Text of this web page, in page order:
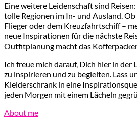
Eine weitere Leidenschaft sind
tolle Regionen im In- und Ausland.
Flieger oder dem Kreuzfahrtschiff –
neue Inspirationen für die nächste
Outfitplanung macht das
Ich freue mich darauf, Dich hier in
zu inspirieren und zu begleiten. Lass
Kleiderschrank in eine
jeden Morgen mit einem Lächeln
About me